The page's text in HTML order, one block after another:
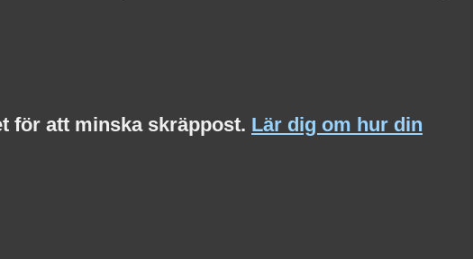
för att minska skräppost. Lär dig om hur din